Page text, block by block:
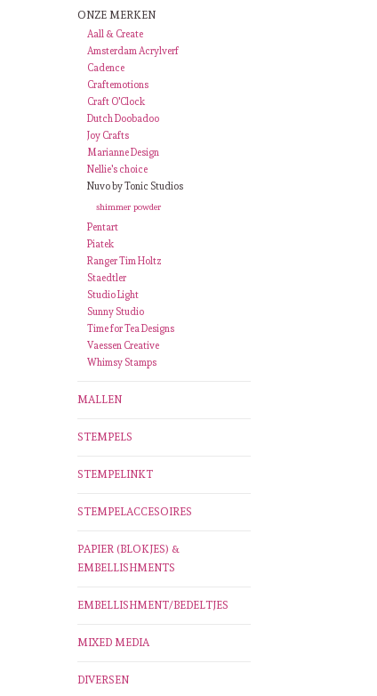
ONZE MERKEN
Aall & Create
Amsterdam Acrylverf
Cadence
Craftemotions
Craft O'Clock
Dutch Doobadoo
Joy Crafts
Marianne Design
Nellie's choice
Nuvo by Tonic Studios
shimmer powder
Pentart
Piatek
Ranger Tim Holtz
Staedtler
Studio Light
Sunny Studio
Time for Tea Designs
Vaessen Creative
Whimsy Stamps
MALLEN
STEMPELS
STEMPELINKT
STEMPELACCESOIRES
PAPIER (BLOKJES) &
EMBELLISHMENTS
EMBELLISHMENT/BEDELTJES
MIXED MEDIA
DIVERSEN